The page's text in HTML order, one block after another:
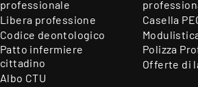
professionale
Libera professione
Codice deontologico
Patto infermiere
cittadino
Albo CTU
Casella
Polizza
Offerte di